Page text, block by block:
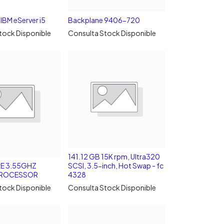
eServer i5
Disponible
Backplane 9406-720
Consulta Stock Disponible
3.55GHZ
Disponible
141.12 GB 15K rpm, Ultra320
SCSI, 3.5-inch, Hot Swap - fc
4328
Consulta Stock Disponible